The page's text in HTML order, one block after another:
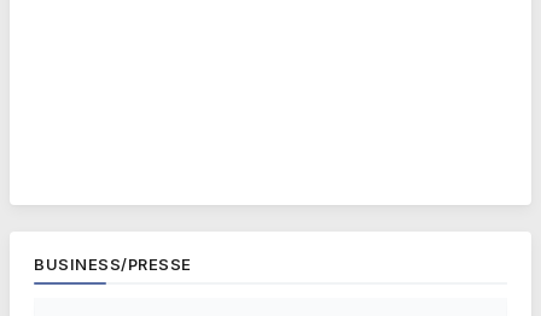
BUSINESS/PRESSE